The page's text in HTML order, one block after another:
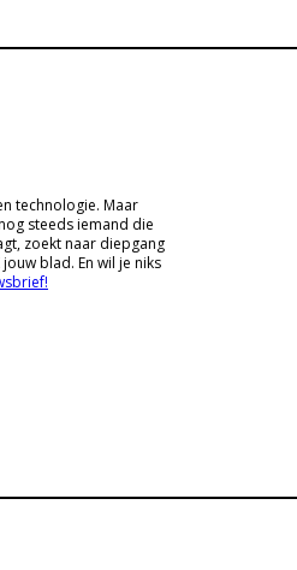
technologie. Maar
steeds iemand die
zoekt naar diepgang
blad. En wil je niks